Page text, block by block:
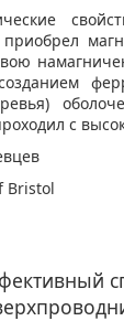
с
Bristol